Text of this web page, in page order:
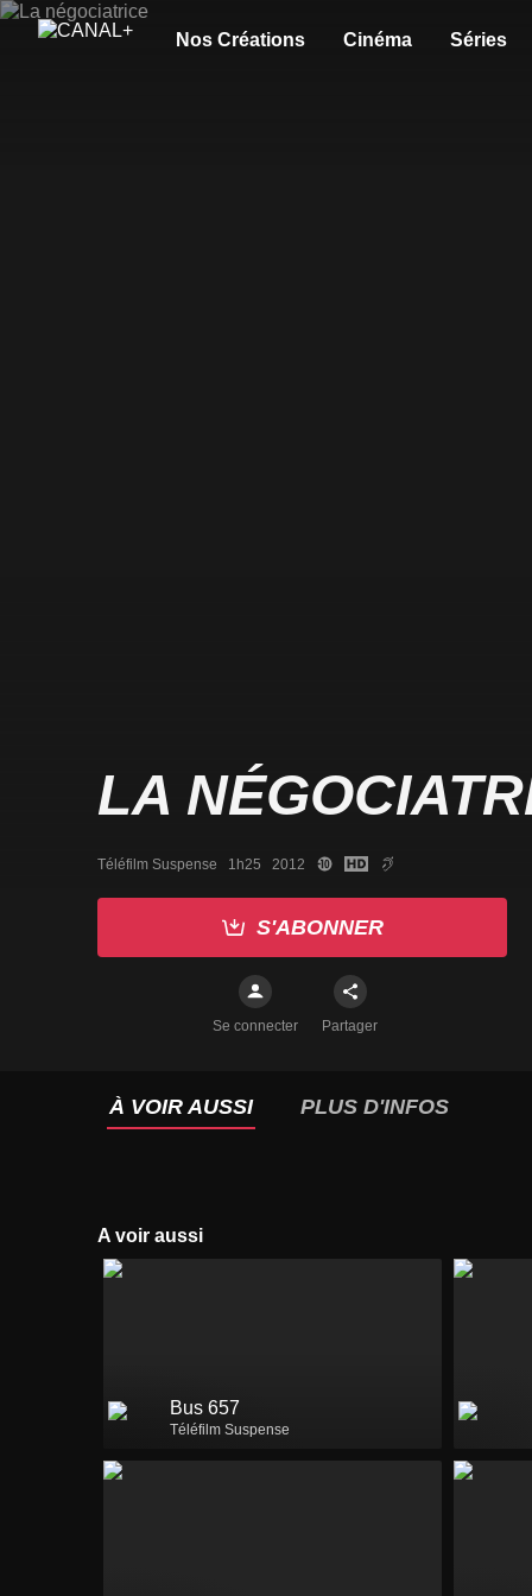
Nos Créations Cinéma Séries
LA
Téléfilm Suspense   1h25   2012
S'ABONNER
Se connecter Partager
À VOIR AUSSI PLUS D'INFOS
A voir aussi
Bus 657
Téléfilm Suspense